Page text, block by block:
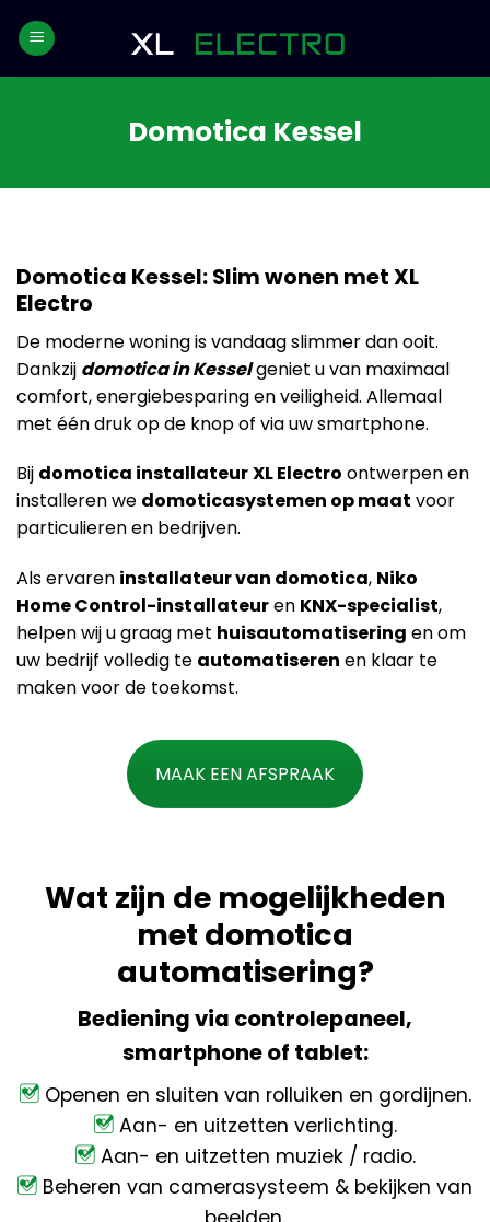
Domotica Kessel
Domotica Kessel: Slim wonen met XL
Electro
De moderne woning is vandaag slimmer dan ooit.
Dankzij domotica in Kesselgeniet u van maximaal
comfort, energiebesparing en veiligheid. Allemaal
met één druk op de knop of via uw smartphone.
Bij domotica installateurXL Electro ontwerpen en
installeren we domoticasystemen op maat voor
particulieren en bedrijven.
Als ervaren installateur van domotica, Niko
Home Control-installateuren KNX-specialist,
helpen wij u graag met huisautomatisering en om
uw bedrijf volledig te automatiseren en klaar te
maken voor de toekomst.
MAAK EEN AFSPRAAK
Wat zijn de mogelijkheden
met domotica
automatisering?
Bediening via controlepaneel,
smartphone of tablet:
Openen en sluiten van rolluiken en gordijnen.
Aan- en uitzetten verlichting.
Aan- en uitzetten muziek / radio.
Beheren van camerasysteem & bekijken van